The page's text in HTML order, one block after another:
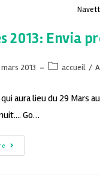
2013: Envia
2013 accueil /
aura lieu du 29 Mars
Go…